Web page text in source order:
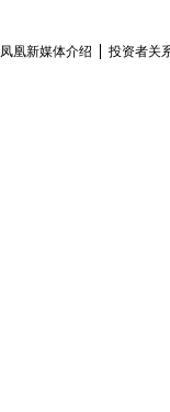
凤凰新媒体介绍 投资者关